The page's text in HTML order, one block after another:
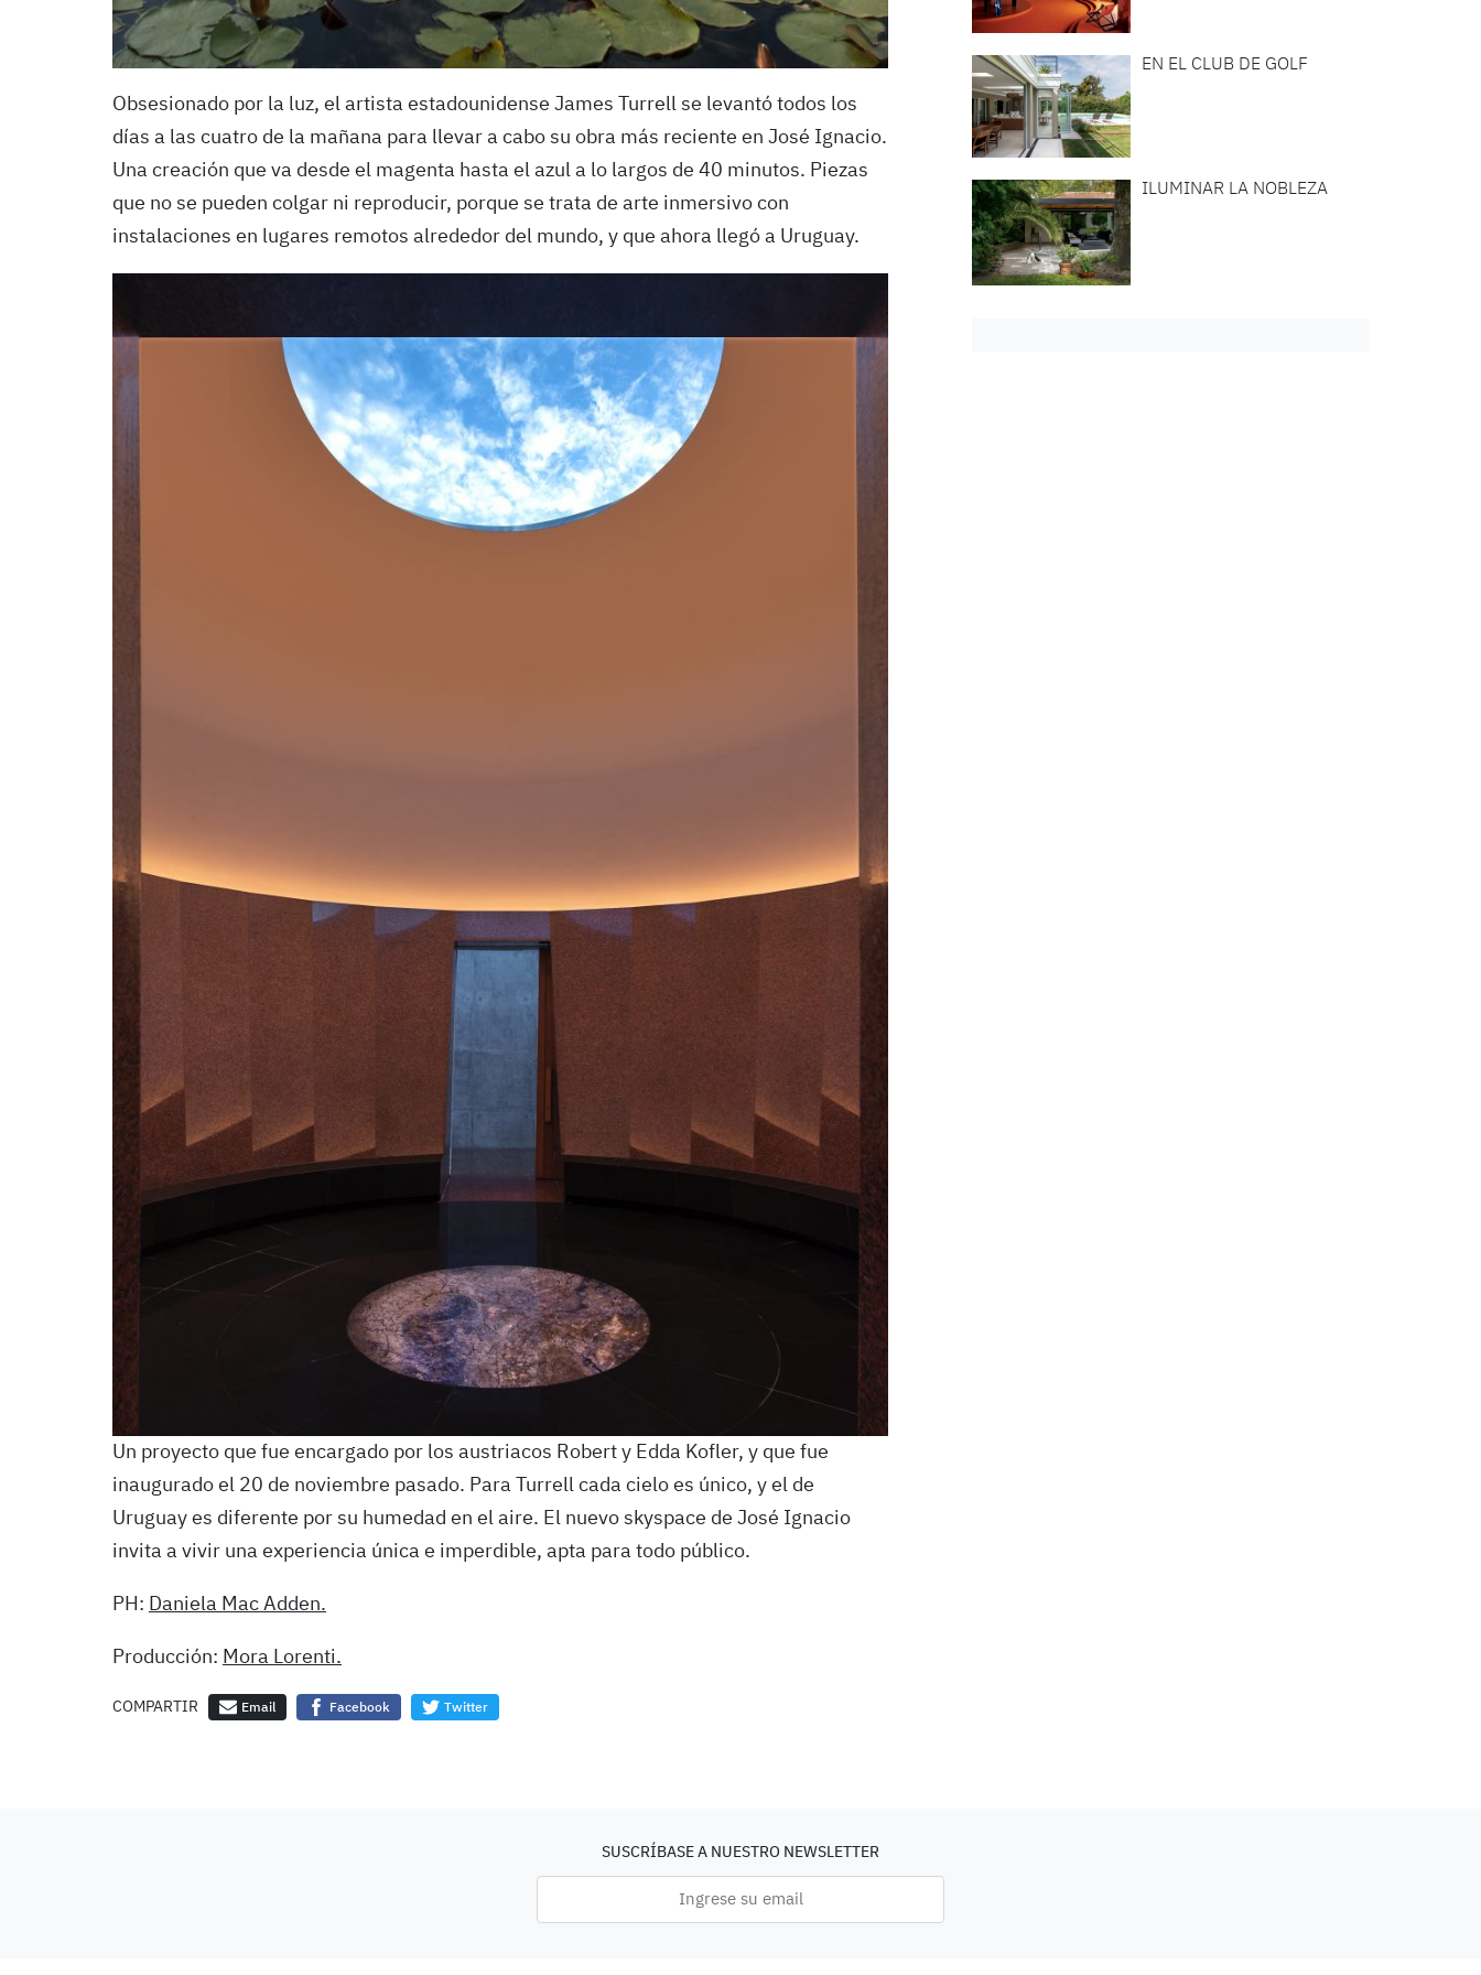
Obsesionado por la luz, el artista estadounidense James Turrell se levantó todos los
días a las cuatro de la mañana para llevar a cabo su obra más reciente en José Ignacio.
Una creación que va desde el magenta hasta el azul a lo largos de 40 minutos. Piezas
que no se pueden colgar ni reproducir, porque se trata de arte inmersivo con
instalaciones en lugares remotos alrededor del mundo, y que ahora llegó a Uruguay.
Un proyecto que fue encargado por los austriacos Robert y Edda Kofler, y que fue
inaugurado el 20 de noviembre pasado. Para Turrell cada cielo es único, y el de
Uruguay es diferente por su humedad en el aire. El nuevo skyspace de José Ignacio
invita a vivir una experiencia única e imperdible, apta para todo público.
PH: Daniela Mac Adden.
Producción: Mora Lorenti.
COMPARTIR Email Facebook Twitter
EN EL CLUB DE GOLF
ILUMINAR LA NOBLEZA
SUSCRÍBASE A NUESTRO NEWSLETTER